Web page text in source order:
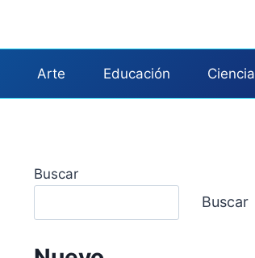
Arte Educación Ciencia
Buscar
Buscar